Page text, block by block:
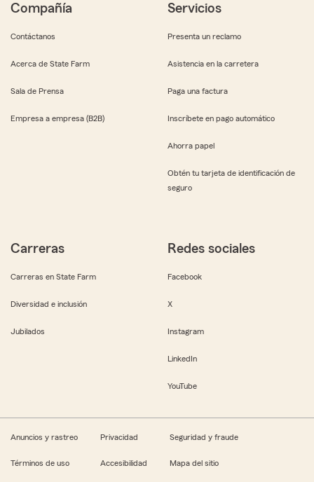
Compañía
Contáctanos
Acerca de State Farm
Sala de Prensa
Empresa a empresa (B2B)
Servicios
Presenta un reclamo
Asistencia en la carretera
Paga una factura
Inscríbete en pago automático
Ahorra papel
Obtén tu tarjeta de identificación de
seguro
Carreras
Carreras en State Farm
Diversidad e inclusión
Jubilados
Redes sociales
Facebook
X
Instagram
LinkedIn
YouTube
Anuncios y rastreo Privacidad Seguridad y fraude
Términos de uso Accesibilidad Mapa del sitio